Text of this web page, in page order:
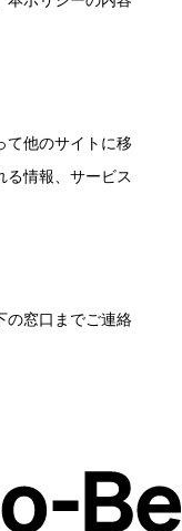
て他のサイトに移
る情報、サービス
の窓口までご連絡